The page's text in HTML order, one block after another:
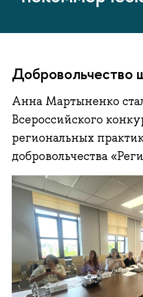
Добровольчество
Анна Мартыненко
Всероссийского
региональных
добровольчества